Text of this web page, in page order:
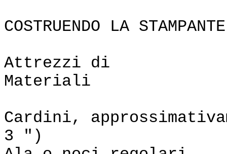
COSTRUENDO LA
Materiali
Cardini,
3 ")